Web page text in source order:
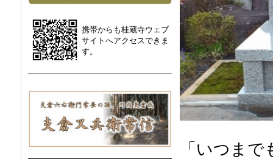
「いつま
携帯からも桂蔵寺ウェブ
サイトへアクセスできま
す。